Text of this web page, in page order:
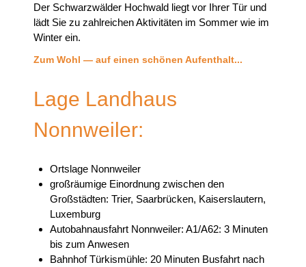
Der Schwarzwälder Hochwald liegt vor Ihrer Tür und
lädt Sie zu zahlreichen Aktivitäten im Sommer wie im
Winter ein.
Zum Wohl — auf einen schönen Aufenthalt...
Lage Landhaus
Nonnweiler:
Ortslage Nonnweiler
großräumige Einordnung zwischen den
Großstädten: Trier, Saarbrücken, Kaiserslautern,
Luxemburg
Autobahnausfahrt Nonnweiler: A1/A62: 3 Minuten
bis zum Anwesen
Bahnhof Türkismühle: 20 Minuten Busfahrt nach